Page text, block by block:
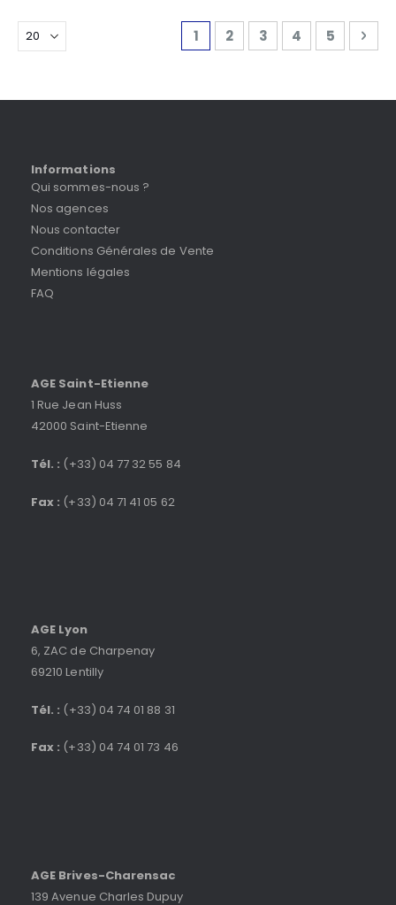
Page
Vous lisez actuellement la
1 Page
2 Page
3 Page
4 Page
5
Informations
Qui sommes-nous ?
Nos agences
Nous contacter
Conditions Générales de Vente
Mentions légales
FAQ
AGE Saint-Etienne
1 Rue Jean Huss
42000 Saint-Etienne
Tél. : (+33) 04 77 32 55 84
Fax : (+33) 04 71 41 05 62
AGE Lyon
6, ZAC de Charpenay
69210 Lentilly
Tél. : (+33) 04 74 01 88 31
Fax : (+33) 04 74 01 73 46
AGE Brives-Charensac
139 Avenue Charles Dupuy